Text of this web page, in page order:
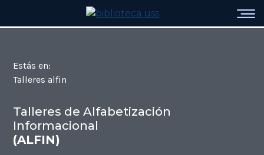
Estás en:
Talleres alfin
Talleres de Alfabetización
Informacional
(ALFIN)